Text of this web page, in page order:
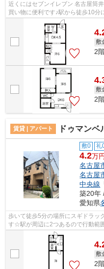
近くにはセブンイレブン 名古屋筒
買い物に便利です♪駅から徒歩10分
オススメです♪建物の共用部にゴミ置
敷
2
敷
2
賃貸 | アパート ドゥマンベ
敷0 礼
4.2万円
名古屋
名古屋
中央線
築20年
愛知県
歩いて徒歩5分の場所にスギドラ
す☆駅が周辺に2つあるので行動範
付いているので、遠くまで運ぶ必要
敷
2